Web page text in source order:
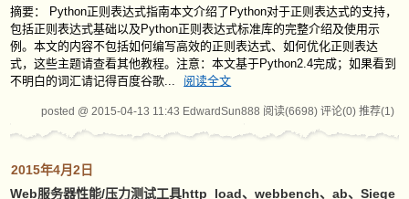
摘要： Python正则表达式指南本文介绍了Python对于正则表达式的支持，
包括正则表达式基础以及Python正则表达式标准库的完整介绍及使用示
例。本文的内容不包括如何编写高效的正则表达式、如何优化正则表达
式，这些主题请查看其他教程。注意：本文基于Python2.4完成；如果看到
不明白的词汇请记得百度谷歌...
阅读全文
posted @ 2015-04-13 11:43 EdwardSun888 阅读(6698) 评论(0) 推荐(1)
2015年4月2日
Web服务器性能/压力测试工具http_load、webbench、ab、Siege